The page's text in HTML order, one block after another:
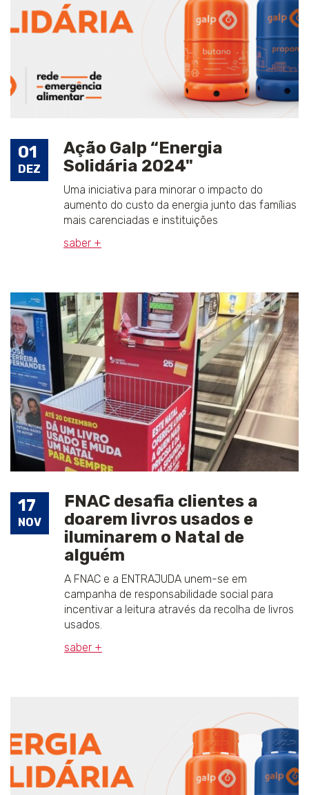
01
DEZ
Ação Galp “Energia
Solidária 2024"
Uma iniciativa para minorar o impacto do
aumento do custo da energia junto das famílias
mais carenciadas e instituições
saber +
17
NOV
FNAC desafia clientes a
doarem livros usados e
iluminarem o Natal de
alguém
A FNAC e a ENTRAJUDA unem-se em
campanha de responsabilidade social para
incentivar a leitura através da recolha de livros
usados.
saber +